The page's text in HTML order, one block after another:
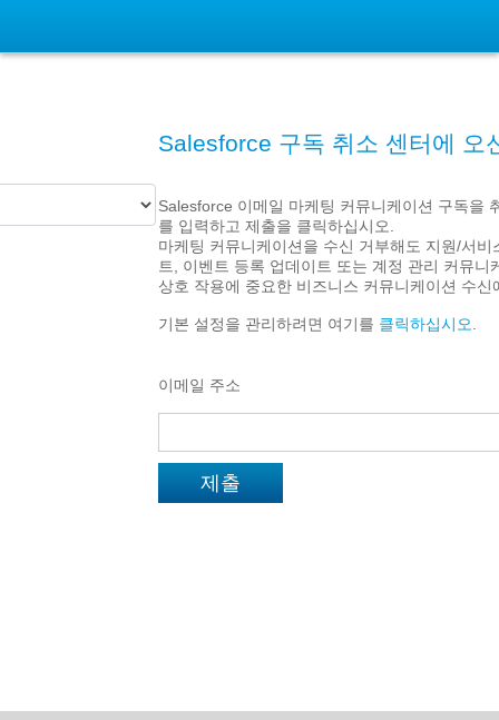
Salesforce 구독 취소 센터에 오
Salesforce 이메일 마케팅 커뮤니케이션 구독을
를 입력하고 제출을 클릭하십시오.
마케팅 커뮤니케이션을 수신 거부해도 지원/서
트, 이벤트 등록 업데이트 또는 계정 관리 커뮤니
상호 작용에 중요한 비즈니스 커뮤니케이션 수
기본 설정을 관리하려면 여기를 클릭하십시오
이메일 주소
제출